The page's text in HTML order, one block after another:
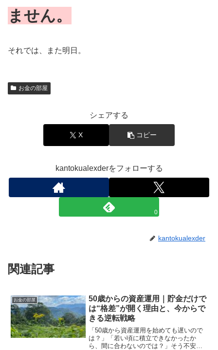
ません。
それでは、また明日。
お金の部屋
シェアする
X コピー
kantokualexderをフォローする
0
kantokualexder
関連記事
お金の部屋
50歳からの資産運用｜貯金だけで
は“格差”が開く理由と、今からで
きる逆転戦略
「50歳から資産運用を始めても遅いので
は？」「若い頃に積立できなかったか
ら、間に合わないのでは？」そう不安に